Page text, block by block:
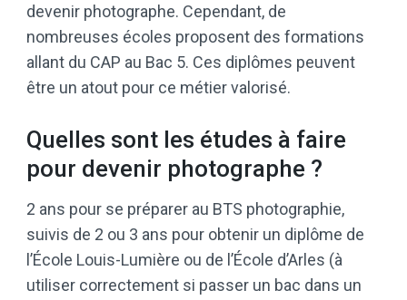
devenir photographe. Cependant, de
nombreuses écoles proposent des formations
allant du CAP au Bac 5. Ces diplômes peuvent
être un atout pour ce métier valorisé.
Quelles sont les études à faire
pour devenir photographe ?
2 ans pour se préparer au BTS photographie,
suivis de 2 ou 3 ans pour obtenir un diplôme de
l’École Louis-Lumière ou de l’École d’Arles (à
utiliser correctement si passer un bac dans un